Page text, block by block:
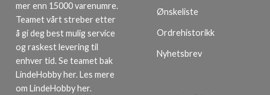
mer enn 15000 varenumre.
Teamet vårt streber etter
å gi deg best mulig service
og raskest levering til
enhver tid. Se teamet bak
LindeHobby her.Les mere
om LindeHobby her.
Ønskeliste
Ordrehistorikk
Nyhetsbrev